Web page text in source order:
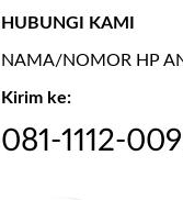
HUBUNGI KAMI
NAMA/NOMOR HP
Kirim ke:
081-1112-